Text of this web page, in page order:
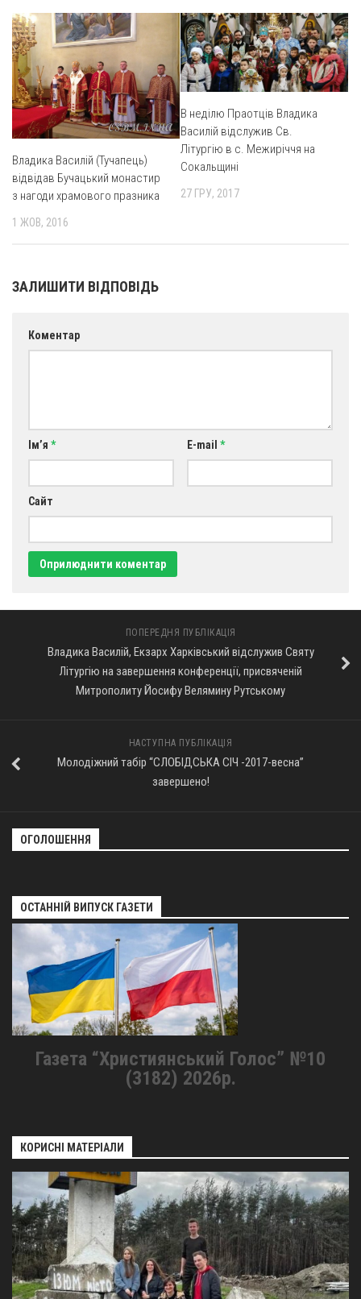
Владика Василій (Тучапець)
відвідав Бучацький монастир
з нагоди храмового празника
1 ЖОВ, 2016
В неділю Праотців Владика
Василій відслужив Св.
Літургію в с. Межиріччя на
Сокальщині
27 ГРУ, 2017
ЗАЛИШИТИ ВІДПОВІДЬ
Коментар
Ім’я * E-mail *
Сайт
ПОПЕРЕДНЯ ПУБЛІКАЦІЯ
Владика Василій, Екзарх Харківський відслужив Святу
Літургію на завершення конференції, присвяченій
Митрополиту Йосифу Велямину Рутському
НАСТУПНА ПУБЛІКАЦІЯ
Молодіжний табір “СЛОБІДСЬКА СІЧ -2017-весна”
завершено!
ОГОЛОШЕННЯ
ОСТАННІЙ ВИПУСК ГАЗЕТИ
Газета “Християнський Голос” №10
(3182) 2026р.
КОРИСНІ МАТЕРІАЛИ